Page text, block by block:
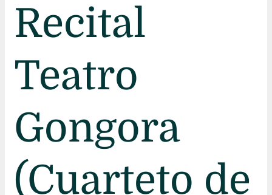
Recital
Teatro
Gongora
(Cuarteto de
Teatro
Gongora
de
cuerdas)